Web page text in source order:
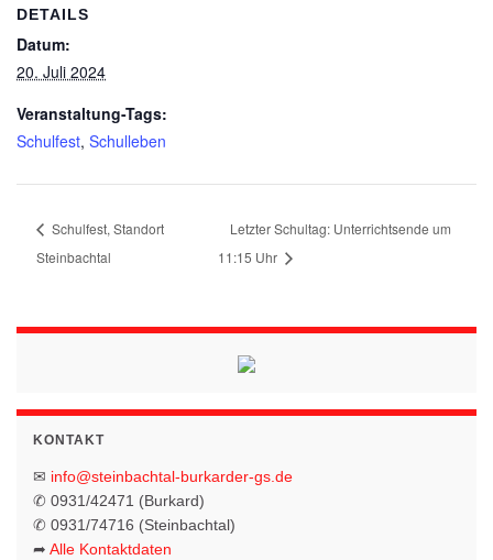
DETAILS
Datum:
20. Juli 2024
Veranstaltung-Tags:
Schulfest, Schulleben
Schulfest, Standort
Steinbachtal
Letzter Schultag: Unterrichtsende um
11:15 Uhr
KONTAKT
✉ info@steinbachtal-burkarder-gs.de
✆ 0931/42471 (Burkard)
✆ 0931/74716 (Steinbachtal)
➦ Alle Kontaktdaten